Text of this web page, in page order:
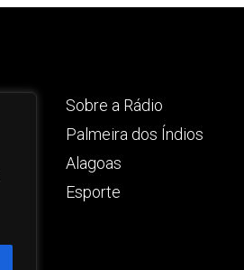
Sobre a Rádio
Palmeira dos Índios
Alagoas
Esporte